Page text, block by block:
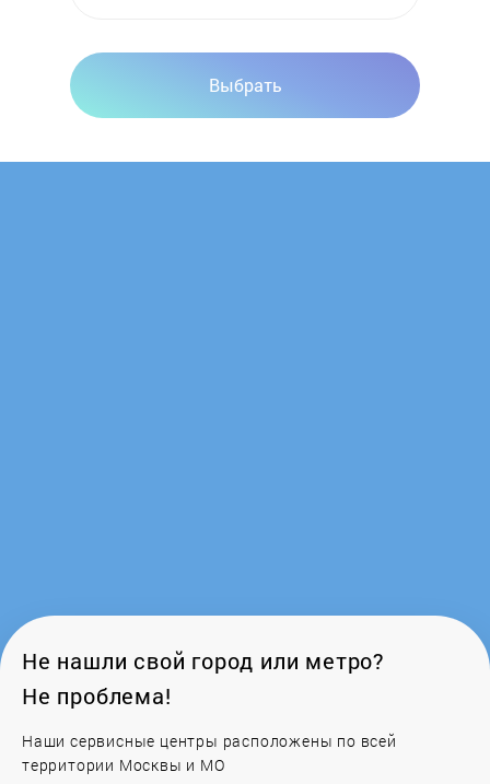
Gelberk
Gemlux
Iberital
Выбрать
Не нашли свой город или метро?
Не проблема!
Наши сервисные центры расположены по всей
территории Москвы и МО